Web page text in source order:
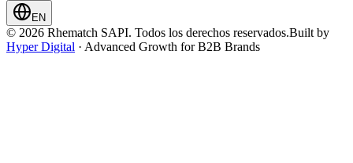
EN
© 2026 Rhematch SAPI. Todos los derechos reservados.Built by
Hyper Digital · Advanced Growth for B2B Brands